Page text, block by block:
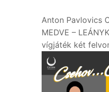
Anton Pavlovics
MEDVE –
vígjáték két